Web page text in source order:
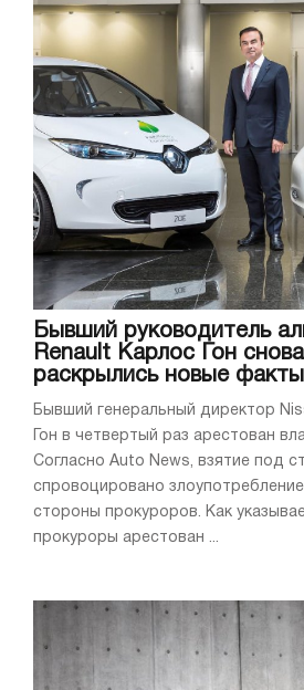
Бывший руководитель
Renault Карлос Гон
раскрылись новые факты
Бывший генеральный директор
Гон в четвертый раз арестован
Согласно Auto News, взятие под
спровоцировано
стороны прокуроров. Как
прокуроры арестован ...